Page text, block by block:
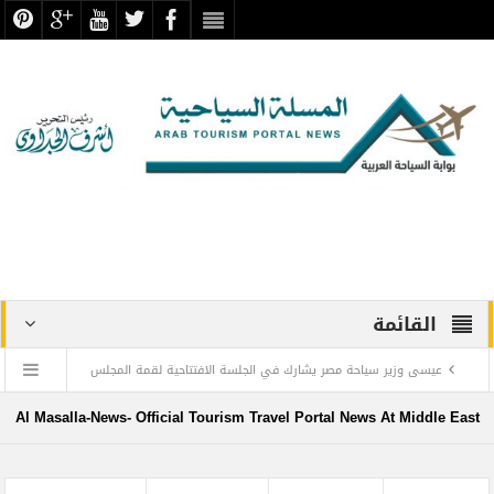
القائمة
عيسى وزير سياحة مصر يشارك في الجلسة الافتتاحية لقمة المجلس
الدولي للسفر والسياحة
Al Masalla-News- Official Tourism Travel Portal News At Middle East